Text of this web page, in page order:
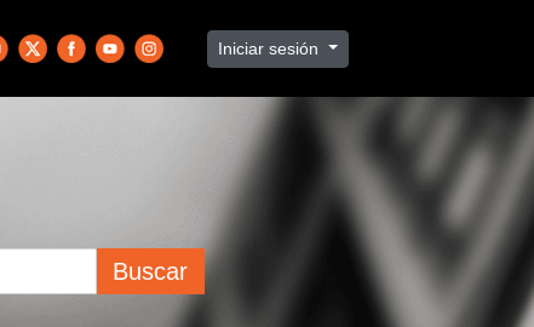
Iniciar sesión
Buscar